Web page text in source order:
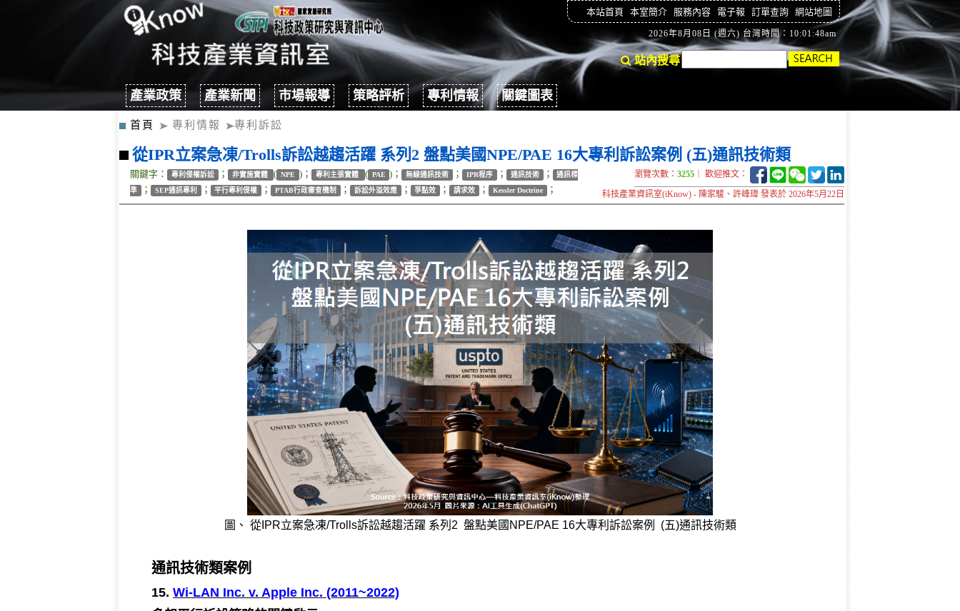
本站首頁 本室簡介 服務內容 電子報 訂單查詢 網站地圖
2026年8月08日 (週六) 台灣時間：10:01:49am
站內搜尋
產業政策 產業新聞 市場報導 策略評析 專利情報 關鍵圖表
首頁 專利情報 專利訴訟
從IPR立案急凍/Trolls訴訟越趨活躍 系列2 盤點美國NPE/PAE 16大專利訴訟案例 (五)通訊技術類
關鍵字： 專利侵權訴訟 ； 非實施實體 ( NPE )； 專利主張實體 ( PAE )； 無線通訊技術 ； IPR程序 ； 通訊技術 ；
通訊標
準 ； SEP通訊專利 ； 平行專利侵權 ； PTAB行政審查機制 ； 訴訟外溢效應 ； 爭點效 ； 請求效 ； Kessler Doctrine ；
瀏覽次數： 3255 ｜ 歡迎推文：
科技產業資訊室(iKnow) - 陳家駿、許峰瑋 發表於 2026年5月22日
圖、 從IPR立案急凍/Trolls訴訟越趨活躍 系列2 盤點美國NPE/PAE 16大專利訴訟案例 (五)通訊技術類
通訊技術類案例
15. Wi-LAN Inc. v. Apple Inc. (2011~2022)